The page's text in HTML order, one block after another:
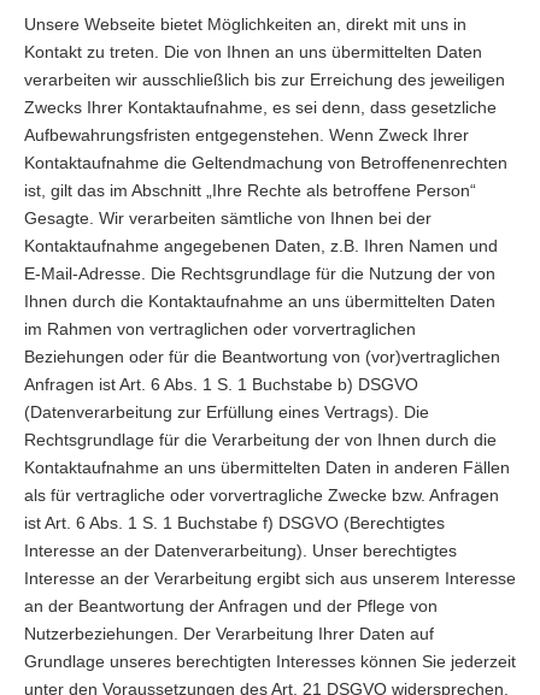
Unsere Webseite bietet Möglichkeiten an, direkt mit uns in
Kontakt zu treten. Die von Ihnen an uns übermittelten Daten
verarbeiten wir ausschließlich bis zur Erreichung des jeweiligen
Zwecks Ihrer Kontaktaufnahme, es sei denn, dass gesetzliche
Aufbewahrungsfristen entgegenstehen. Wenn Zweck Ihrer
Kontaktaufnahme die Geltendmachung von Betroffenenrechten
ist, gilt das im Abschnitt „Ihre Rechte als betroffene Person“
Gesagte. Wir verarbeiten sämtliche von Ihnen bei der
Kontaktaufnahme angegebenen Daten, z.B. Ihren Namen und
E-Mail-Adresse. Die Rechtsgrundlage für die Nutzung der von
Ihnen durch die Kontaktaufnahme an uns übermittelten Daten
im Rahmen von vertraglichen oder vorvertraglichen
Beziehungen oder für die Beantwortung von (vor)vertraglichen
Anfragen ist Art. 6 Abs. 1 S. 1 Buchstabe b) DSGVO
(Datenverarbeitung zur Erfüllung eines Vertrags). Die
Rechtsgrundlage für die Verarbeitung der von Ihnen durch die
Kontaktaufnahme an uns übermittelten Daten in anderen Fällen
als für vertragliche oder vorvertragliche Zwecke bzw. Anfragen
ist Art. 6 Abs. 1 S. 1 Buchstabe f) DSGVO (Berechtigtes
Interesse an der Datenverarbeitung). Unser berechtigtes
Interesse an der Verarbeitung ergibt sich aus unserem Interesse
an der Beantwortung der Anfragen und der Pflege von
Nutzerbeziehungen. Der Verarbeitung Ihrer Daten auf
Grundlage unseres berechtigten Interesses können Sie jederzeit
unter den Voraussetzungen des Art. 21 DSGVO widersprechen.